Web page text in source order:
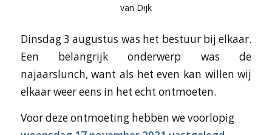
van Dijk
Dinsdag 3 augustus was het bestuur bij elkaar.
Een belangrijk onderwerp was de
najaarslunch, want als het even kan willen wij
elkaar weer eens in het echt ontmoeten.
Voor deze ontmoeting hebben we voorlopig